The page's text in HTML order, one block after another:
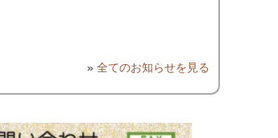
» 全てのお知らせを見る